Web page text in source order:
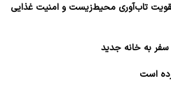
تاب‌آوری محیط‌زیست و امنیت غذایی
سفر به خانه جدید
است